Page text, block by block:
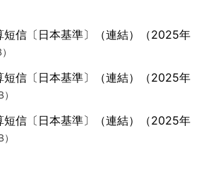
短信〔日本基準〕（連結）（2025年
短信〔日本基準〕（連結）（2025年
短信〔日本基準〕（連結）（2025年